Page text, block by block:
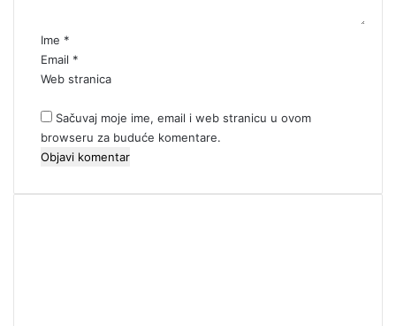
*Ime *
Email *
Web stranica
Sačuvaj moje ime, email i web stranicu u ovom
browseru za buduće komentare.